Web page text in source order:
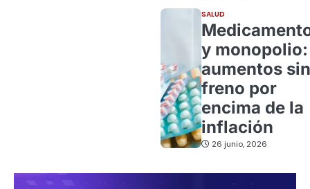
SALUD
y monopolio:
aumentos sin
freno por
encima de la
inflación
26 junio, 2026